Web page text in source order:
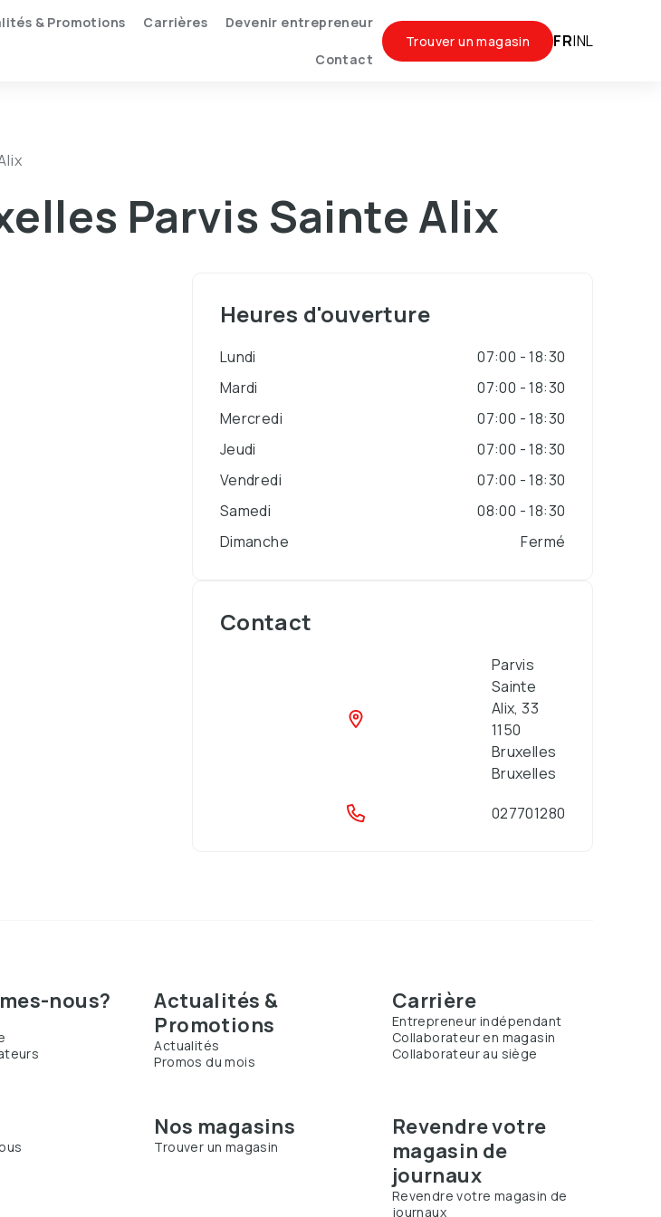
& Promotions Carrières Devenir entrepreneur
Contact
Trouver un magasin FR|NL
Parvis Sainte Alix
Heures d'ouverture
Lundi
07:00 - 18:30
Mardi
07:00 - 18:30
Mercredi
07:00 - 18:30
Jeudi
07:00 - 18:30
Vendredi
07:00 - 18:30
Samedi
08:00 - 18:30
Dimanche
Fermé
Contact
Parvis
Sainte
Alix, 33
1150
Bruxelles
Bruxelles
027701280
nous?
Actualités &
Promotions
Actualités
Promos du mois
Carrière
Entrepreneur indépendant
Collaborateur en magasin
Collaborateur au siège
Nos magasins
Trouver un magasin
Revendre votre
magasin de
journaux
Revendre votre magasin de
journaux